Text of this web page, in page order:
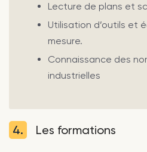
Lecture de plans et
Utilisation d’outils et
mesure.
Connaissance des
industrielles
4. Les formations